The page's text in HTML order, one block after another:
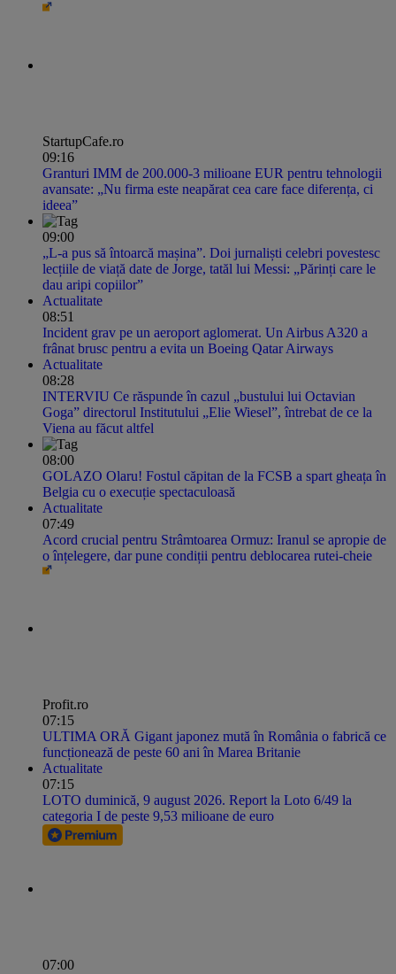
StartupCafe.ro
09:16
Granturi IMM de 200.000-3 milioane EUR pentru tehnologii
avansate: „Nu firma este neapărat cea care face diferența, ci
ideea”
09:00
„L-a pus să întoarcă mașina”. Doi jurnaliști celebri povestesc
lecțiile de viață date de Jorge, tatăl lui Messi: „Părinți care le
dau aripi copiilor”
Actualitate
08:51
Incident grav pe un aeroport aglomerat. Un Airbus A320 a
frânat brusc pentru a evita un Boeing Qatar Airways
Actualitate
08:28
INTERVIU Ce răspunde în cazul „bustului lui Octavian
Goga” directorul Institutului „Elie Wiesel”, întrebat de ce la
Viena au făcut altfel
08:00
GOLAZO Olaru! Fostul căpitan de la FCSB a spart gheața în
Belgia cu o execuție spectaculoasă
Actualitate
07:49
Acord crucial pentru Strâmtoarea Ormuz: Iranul se apropie de
o înțelegere, dar pune condiții pentru deblocarea rutei-cheie
Profit.ro
07:15
ULTIMA ORĂ Gigant japonez mută în România o fabrică ce
funcționează de peste 60 ani în Marea Britanie
Actualitate
07:15
LOTO duminică, 9 august 2026. Report la Loto 6/49 la
categoria I de peste 9,53 milioane de euro
07:00